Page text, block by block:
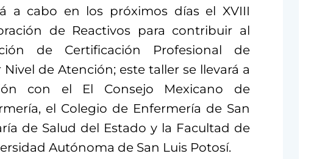
a cabo en los próximos días el XVIII
de Reactivos para contribuir al
de Certificación Profesional de
de Atención; este taller se llevará a
con el El Consejo Mexicano de
el Colegio de Enfermería de San
de Salud del Estado y la Facultad de
Autónoma de San Luis Potosí.